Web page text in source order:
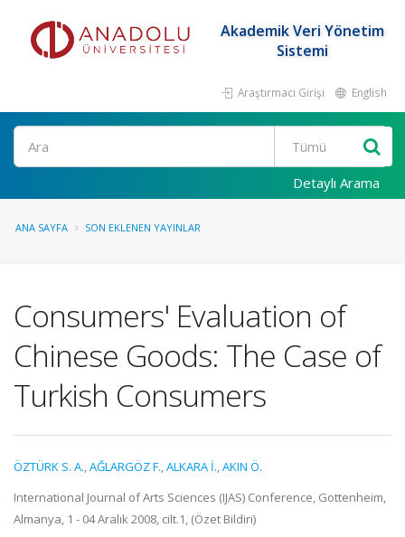
Akademik Veri Yönetim
Sistemi
Araştırmacı Girişi English
Ara
Detaylı Arama
ANA SAYFA SON EKLENEN YAYINLAR
Consumers' Evaluation of
Chinese Goods: The Case of
Turkish Consumers
ÖZTÜRK S. A.,AĞLARGÖZ F.,ALKARA İ.,AKIN Ö.
International Journal of Arts Sciences (IJAS) Conference, Gottenheim,
Almanya, 1 - 04 Aralık 2008, cilt.1, (Özet Bildiri)